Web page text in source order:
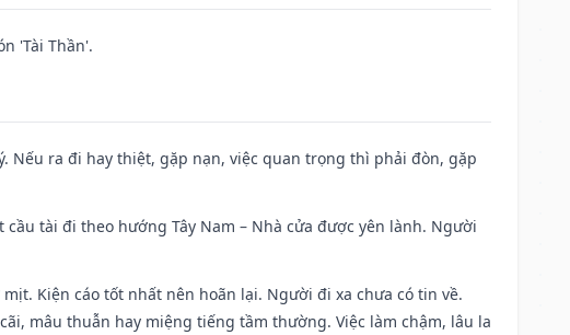
'Tài Thần'.
Nếu ra đi hay thiệt, gặp nạn, việc quan trọng thì phải đòn, gặp
tài đi theo hướng Tây Nam – Nhà cửa được yên lành. Người
Kiện cáo tốt nhất nên hoãn lại. Người đi xa chưa có tin về.
mâu thuẫn hay miệng tiếng tầm thường. Việc làm chậm, lâu la